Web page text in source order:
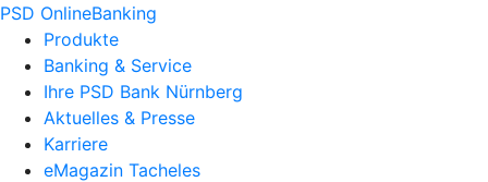
PSD OnlineBanking
Produkte
Banking & Service
Ihre PSD Bank Nürnberg
Aktuelles & Presse
Karriere
eMagazin Tacheles